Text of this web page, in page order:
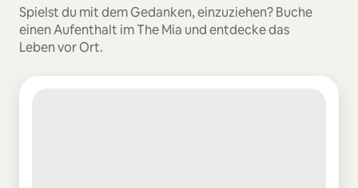
Spielst du mit dem Gedanken, einzuziehen? Buche
einen Aufenthalt im The Mia und entdecke das
Leben vor Ort.